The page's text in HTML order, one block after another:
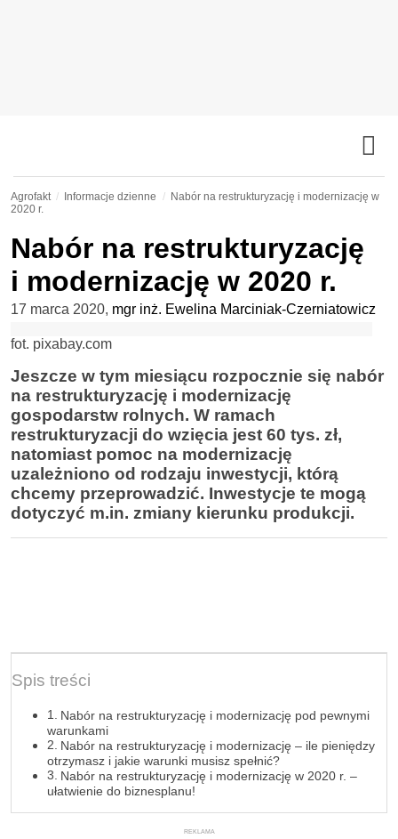
Agrofakt Informacje dzienne
Nabór na restrukturyzację i modernizację w
2020 r.
Nabór na restrukturyzację
i modernizację w 2020 r.
17 marca 2020, mgr inż. Ewelina Marciniak-Czerniatowicz
fot. pixabay.com
Jeszcze w tym miesiącu rozpocznie się nabór
na restrukturyzację i modernizację
gospodarstw rolnych. W ramach
restrukturyzacji do wzięcia jest 60 tys. zł,
natomiast pomoc na modernizację
uzależniono od rodzaju inwestycji, którą
chcemy przeprowadzić. Inwestycje te mogą
dotyczyć m.in. zmiany kierunku produkcji.
Spis treści
Nabór na restrukturyzację i modernizację pod pewnymi
warunkami
Nabór na restrukturyzację i modernizację – ile pieniędzy
otrzymasz i jakie warunki musisz spełnić?
Nabór na restrukturyzację i modernizację w 2020 r. –
ułatwienie do biznesplanu!
REKLAMA